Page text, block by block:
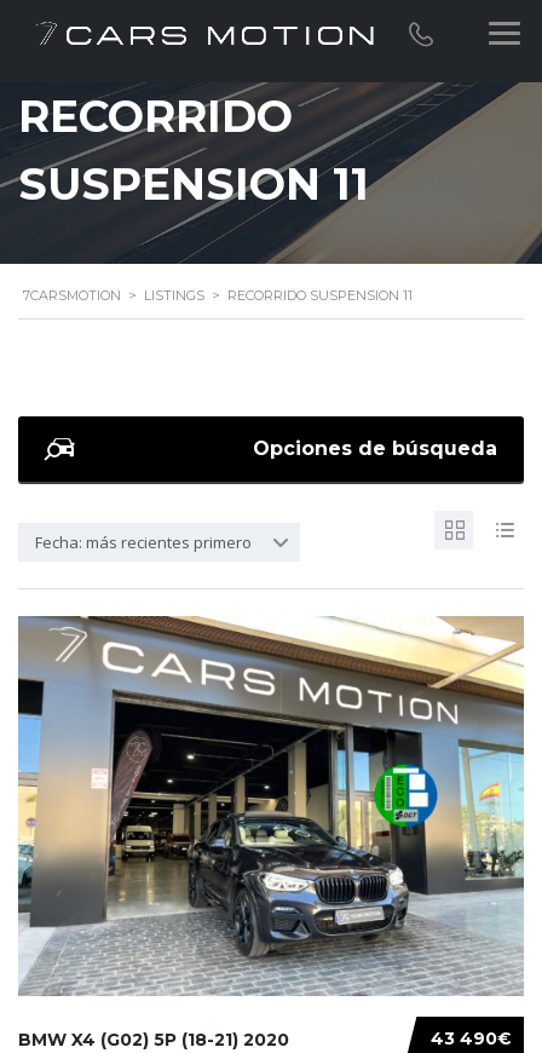
RECORRIDO
SUSPENSION 11
7CARSMOTION > LISTINGS > RECORRIDO SUSPENSION 11
Opciones de búsqueda
Fecha: más recientes primero
43 490€
BMW X4 (G02) 5P (18-21) 2020